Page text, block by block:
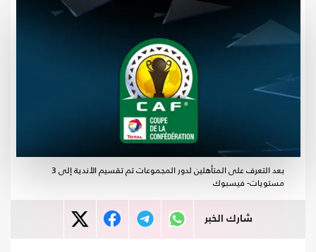
بعد التعرف على المتأهلين لدور المجموعات تم تقسيم الأندية إلى 3
مستويات- فيسبوك
شارك الخبر